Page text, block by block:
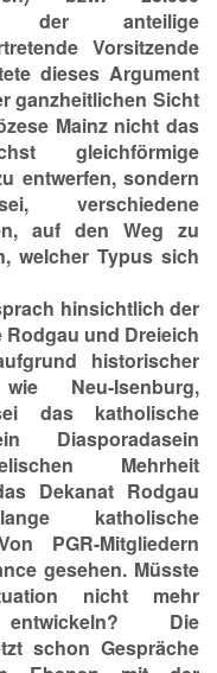
der anteilige
Vorsitzende
dieses Argument
ganzheitlichen Sicht
Mainz nicht das
gleichförmige
entwerfen, sondern
verschiedene
auf den Weg zu
welcher Typus sich
hinsichtlich der
und Dreieich
historischer
Neu-Isenburg,
das katholische
Diasporadasein
Mehrheit
Dekanat Rodgau
katholische
PGR-Mitgliedern
gesehen. Müsste
nicht mehr
entwickeln? Die
schon Gespräche